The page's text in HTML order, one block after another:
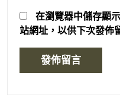
在瀏覽器中儲存顯
站網址，以供下次發佈